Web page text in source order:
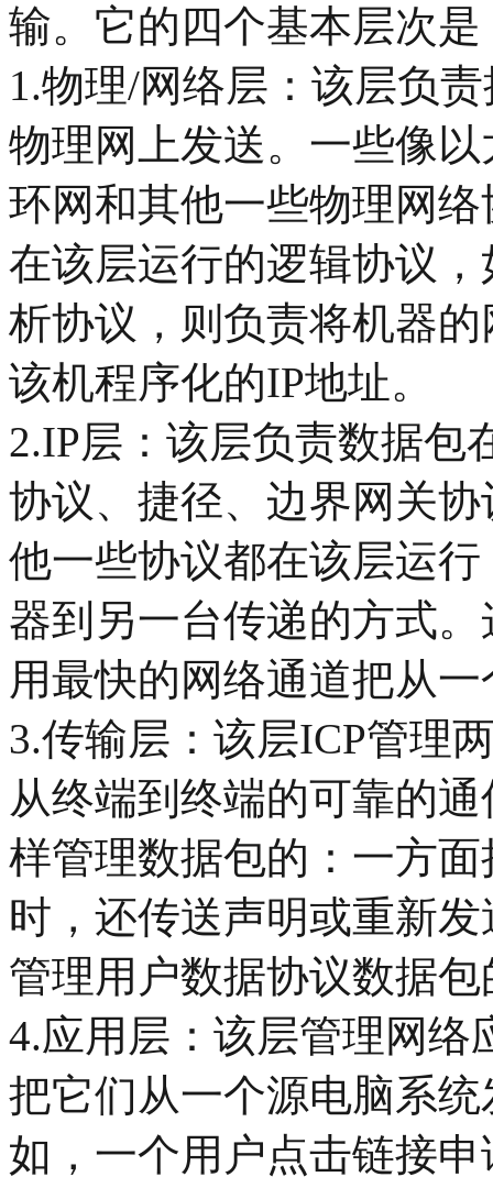
输。它的四个基本层次是
1.物理/网络层：该层负
物理网上发送。一些像
环网和其他一些物理网
在该层运行的逻辑协议
析协议，则负责将机器
该机程序化的IP地址。
2.IP层：该层负责数据包
协议、捷径、边界网关
他一些协议都在该层运
器到另一台传递的方式
用最快的网络通道把从
3.传输层：该层ICP管理
从终端到终端的可靠的
样管理数据包的：一方
时，还传送声明或重新
管理用户数据协议数据
4.应用层：该层管理网络
把它们从一个源电脑系
如，一个用户点击链接